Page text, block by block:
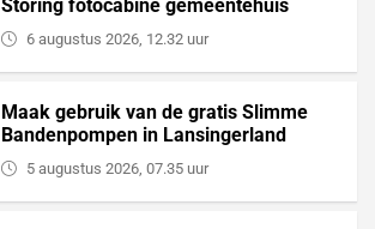
Storing fotocabine gemeentehuis
6 augustus 2026, 12.32 uur
Maak gebruik van de gratis Slimme
Bandenpompen in Lansingerland
5 augustus 2026, 07.35 uur